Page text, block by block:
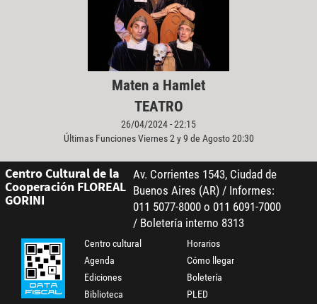
Maten a Hamlet
TEATRO
26/04/2024 - 22:15
Últimas Funciones Viernes 2 y 9 de Agosto 20:30
Centro Cultural de la
Cooperación FLOREAL
GORINI
Av. Corrientes 1543, Ciudad de
Buenos Aires (AR) / Informes:
011 5077-8000 o 011 6091-7000
/ Boletería interno 8313
Centro cultural
Agenda
Ediciones
Biblioteca
Horarios
Cómo llegar
Boletería
PLED